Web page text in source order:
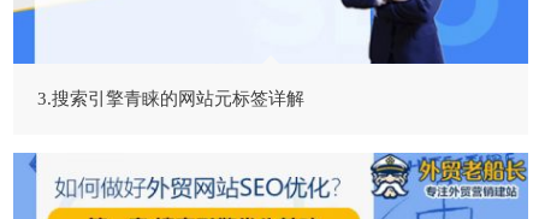
3.搜索引擎青睐的网站元标签详解